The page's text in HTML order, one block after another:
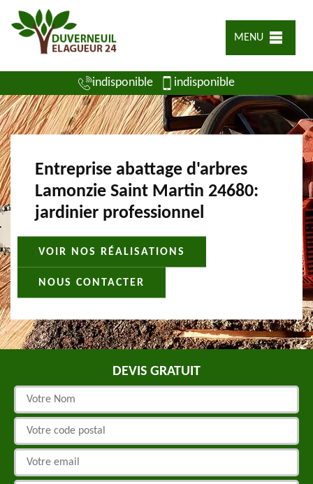
MENU
indisponible indisponible
Entreprise abattage d'arbres
Lamonzie Saint Martin 24680:
jardinier professionnel
VOIR NOS RÉALISATIONS
NOUS CONTACTER
DEVIS GRATUIT